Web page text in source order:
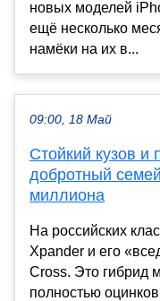
новых моделей
ещё несколько
намёки на их в...
09:00, 18 Май
Стойкий кузов
добротный
миллиона
На российских
Xpander и его
Cross. Это гибрид
полностью